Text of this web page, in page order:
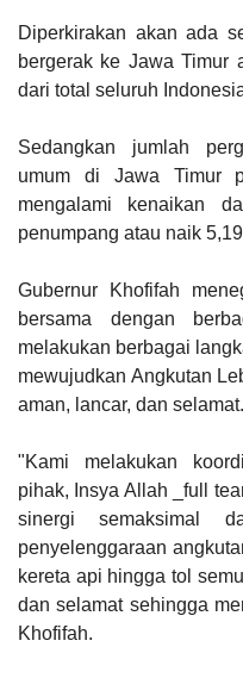
Diperkirakan akan ada
bergerak ke Jawa Timur
dari total seluruh
Sedangkan jumlah
umum di Jawa Timur
mengalami kenaikan
penumpang atau naik
Gubernur Khofifah
bersama dengan
melakukan berbagai
mewujudkan Angkutan
aman, lancar, dan selamat.
"Kami melakukan
pihak, Insya Allah _full
sinergi semaksimal
penyelenggaraan
kereta api hingga tol
dan selamat sehingga
Khofifah.